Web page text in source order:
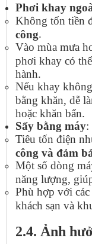
Phơi khay
Không tốn tiền
công.
Vào mùa mưa
phơi khay có
hành.
Nếu khay
bằng khăn, dễ
hoặc khăn bẩn.
Sấy bằng máy:
Tiêu tốn điện
công và đảm
Một số dòng
năng lượng,
Phù hợp với
khách sạn và
2.4. Ảnh